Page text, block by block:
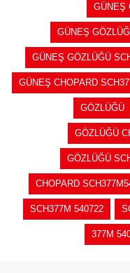
GÜNEŞ
GÜNEŞ
GÜNEŞ GÖZLÜĞÜ
GÜNEŞ CHOPARD
GÖZLÜĞÜ
GÖZLÜĞÜ
GÖZLÜĞÜ
CHOPARD
SCH377M 540722
377M